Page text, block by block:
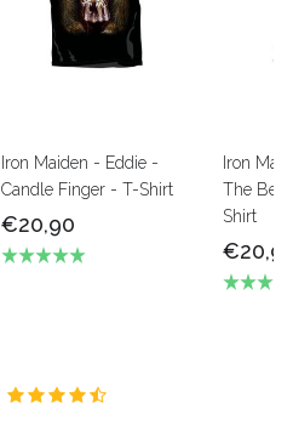
Iron Maiden - Eddie -
Candle Finger - T-Shirt
€20,90
Iron
The
Shirt